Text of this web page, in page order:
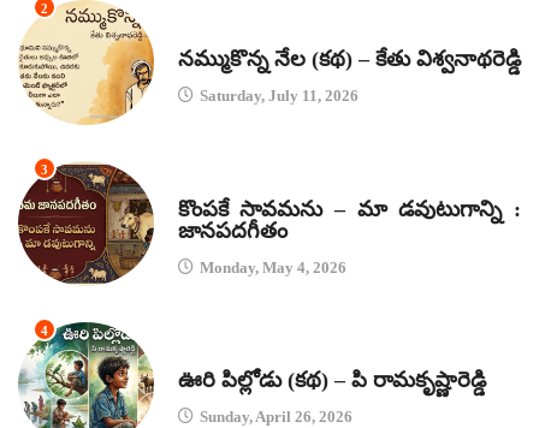
2
నమ్ముకొన్న నేల (కథ) – కేతు విశ్వనాథరెడ్డి
Saturday, July 11, 2026
3
కొంపకే సావమను – మా డవుటుగాన్ని :
జానపదగీతం
Monday, May 4, 2026
4
ఊరి పిల్లోడు (కథ) – పి రామకృష్ణారెడ్డి
Sunday, April 26, 2026